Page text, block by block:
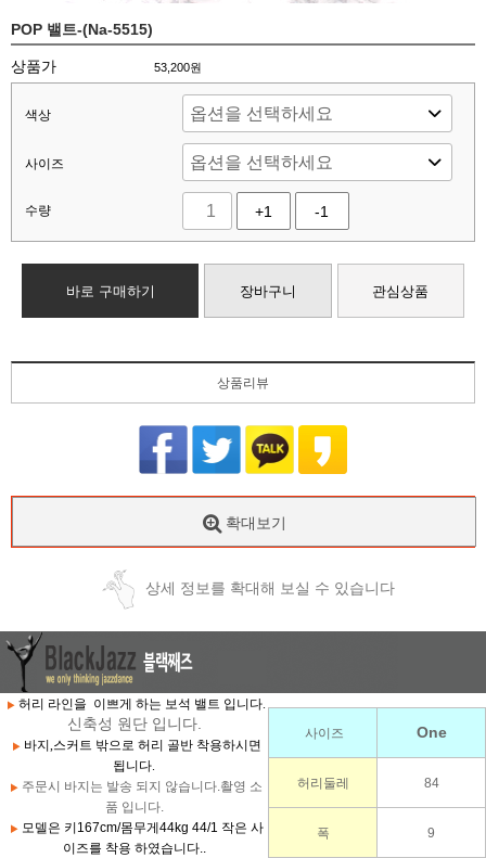
POP 밸트-(Na-5515)
상품가 53,200원
색상
사이즈
수량 +1 -1
바로 구매하기 장바구니 관심상품
상품리뷰
확대보기
상세 정보를 확대해 보실 수 있습니다
허리 라인을 이쁘게 하는 보석 밸트 입니다.
신축성 원단 입니다.
바지,스커트 밖으로 허리 골반 착용하시면
됩니다.
주문시 바지는 발송 되지 않습니다.촬영 소
품 입니다.
모델은 키167cm/몸무게44kg 44/1 작은 사
이즈를 착용 하였습니다..
사이즈 One
허리둘레 84
폭 9